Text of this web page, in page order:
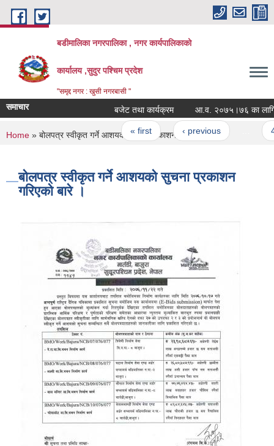
Skip to main content
बडीमालिका नगरपालिका , नगर कार्यपालिकाको
कार्यालय ,सुदुर पश्चिम प्रदेश
"समृद्द नगर : खुसी नगरबासी "
समाचार बजेट तथा कार्यक्रम आ.व. २०७५।७६ का लागि
Pages
« first ‹ previous
You are here
Home » बोलपत्र स्वीकृत गर्ने आशयको सुचना प्रकाशन गरिएको बारे ।
बोलपत्र स्वीकृत गर्ने आशयको सुचना प्रकाशन
गरिएको बारे ।